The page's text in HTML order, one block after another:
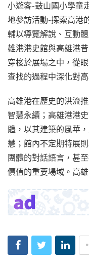
小遊客-鼓山國小學童
地參訪活動-探索高港
輔以導覽解說、互動
雄港港史館與高雄港
穿梭於展場之中，從
查找的過程中深化對
高雄港在歷史的洪流
智慧永續；高雄港港
體，以其建築的風華
慧；館內不定期特展
團體的對話語言，甚
價值的重要場域。高